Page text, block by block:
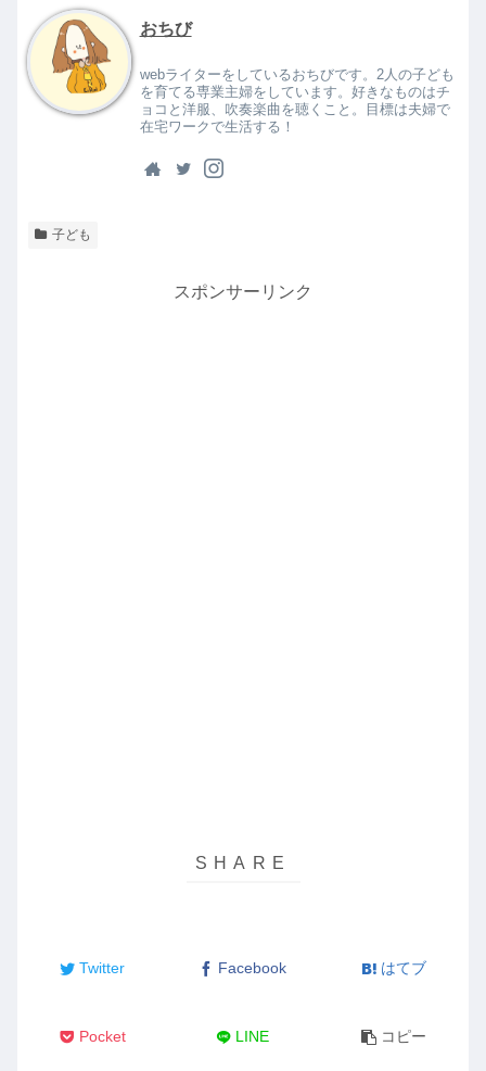
おちび
webライターをしているおちびです。2人の子ども
を育てる専業主婦をしています。好きなものはチ
ョコと洋服、吹奏楽曲を聴くこと。目標は夫婦で
在宅ワークで生活する！
子ども
スポンサーリンク
Twitter Facebook はてブ
Pocket LINE コピー